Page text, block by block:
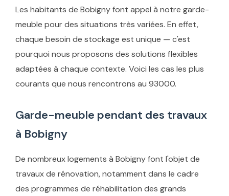
Les habitants de Bobigny font appel à notre garde-
meuble pour des situations très variées. En effet,
chaque besoin de stockage est unique — c'est
pourquoi nous proposons des solutions flexibles
adaptées à chaque contexte. Voici les cas les plus
courants que nous rencontrons au 93000.
Garde-meuble pendant des travaux
à Bobigny
De nombreux logements à Bobigny font l'objet de
travaux de rénovation, notamment dans le cadre
des programmes de réhabilitation des grands